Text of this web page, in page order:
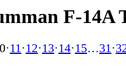
F-14A
·11 ·12·13·14·15…31 ·